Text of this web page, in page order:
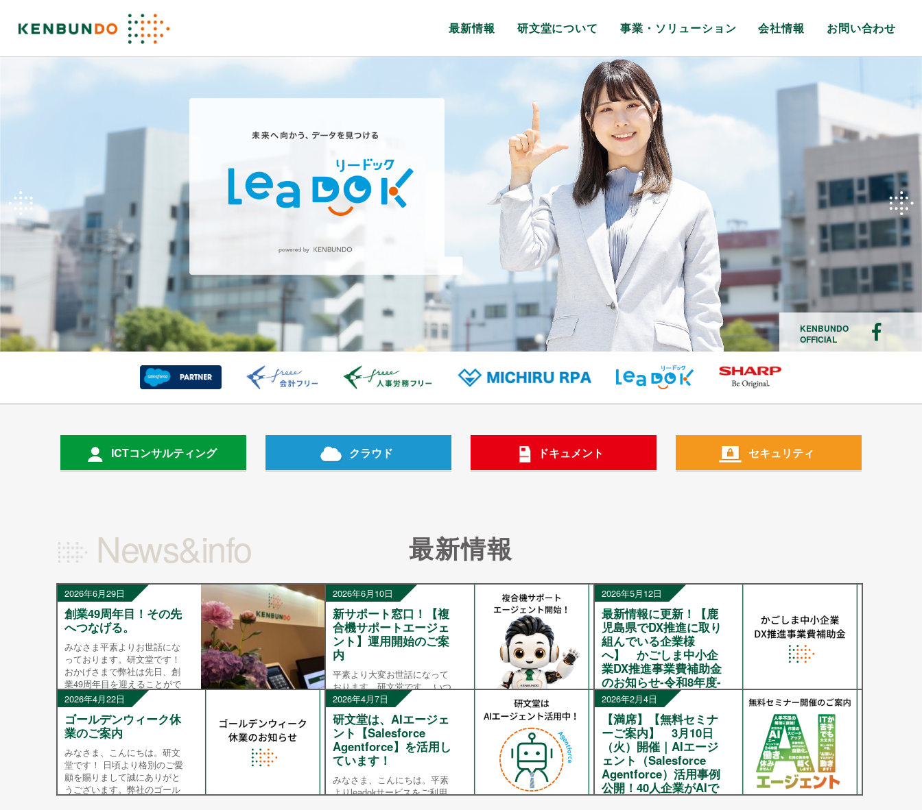
最新情報 研文堂について 事業・ソリューション 会社情報 お問い合わせ
KENBUNDO
OFFICIAL
ICTコンサルティング クラウド ドキュメント セキュリティ
News&info 最新情報
2026年6月29日
創業49周年目！その先
へつなげる。
みなさま平素よりお世話にな
っております。研文堂です！
おかげさまで弊社は先日、創
業49周年目を迎えることがで
きました！ みなさまの長年に
わたる温かいご支援とご愛顧
に、心より感謝申し上げま
す。 49年前町の文房具屋さん
2026年6月10日
新サポート窓口！【複
合機サポートエージェ
ント】運用開始のご案
内
平素より大変お世話になって
おります。研文堂です。 いつ
も弊社の複合機サービスおよ
び保守サポートをご利用いた
だき、誠にありがとうござい
ます。 このたび弊社では、お
客様の利便性向上と業務効率
化を目的として、「AI エージ
2026年5月12日
最新情報に更新！【鹿
児島県でDX推進に取り
組んでいる企業様
へ】 かごしま中小企
業DX推進事業費補助金
のお知らせ-令和8年度-
平素より大変お世話になって
おります。 研文堂です。 この
たび、鹿児島県において中小
企業のDX推進を支援する、
「かごしま中小企業DX推進事
業費補助金」が5月中旬より開
始 予定とされていましたが、
開始時期および詳細情報が更
[…]
2026年4月22日
ゴールデンウィーク休
業のご案内
みなさま、こんにちは。研文
堂です！ 日頃より格別のご愛
顧を賜りまして誠にありがと
うございます。弊社のゴール
2026年4月7日
研文堂は、AIエージェ
ント【Salesforce
Agentforce】を活用し
ています！
みなさま、こんにちは。平素
よりleadokサービスをご利用
2026年2月4日
【満席】【無料セミナ
ーご案内】 3月10日
（火）開催｜AIエージ
ェント（Salesforce
Agentforce）活用事例
公開！40人企業がAIで
100人分働く方法と